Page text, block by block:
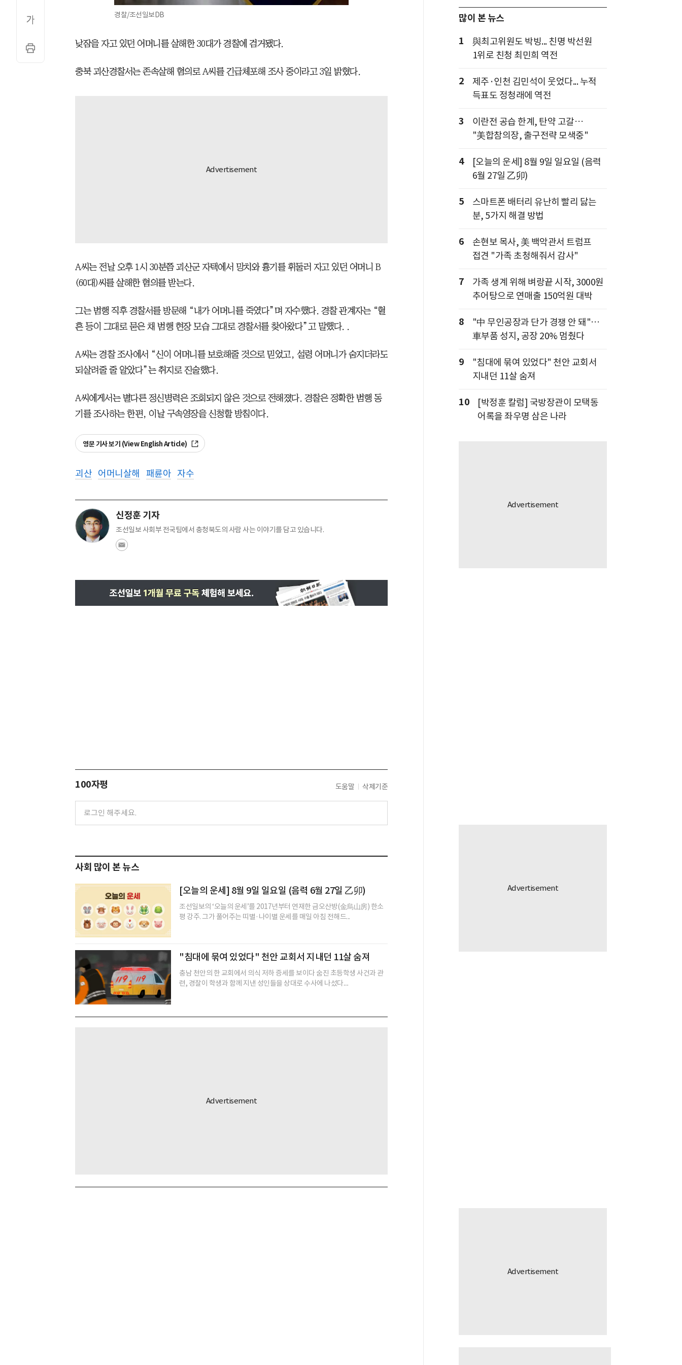
경찰/조선일보DB
낮잠을 자고 있던 어머니를 살해한 30대가 경찰에 검거됐다.
충북 괴산경찰서는 존속살해 혐의로 A씨를 긴급체포해 조사 중이라고 3일 밝혔다.
A씨는 전날 오후 1시 30분쯤 괴산군 자택에서 망치와 흉기를 휘둘러 자고 있던 어머니 B
(60대)씨를 살해한 혐의를 받는다.
그는 범행 직후 경찰서를 방문해 “내가 어머니를 죽였다”며 자수했다. 경찰 관계자는 “혈
흔 등이 그대로 묻은 채 범행 현장 모습 그대로 경찰서를 찾아왔다”고 말했다. .
A씨는 경찰 조사에서 “신이 어머니를 보호해줄 것으로 믿었고, 설령 어머니가 숨지더라도
되살려줄 줄 알았다”는 취지로 진술했다.
A씨에게서는 별다른 정신병력은 조회되지 않은 것으로 전해졌다. 경찰은 정확한 범행 동
기를 조사하는 한편, 이날 구속영장을 신청할 방침이다.
영문 기사 보기 (View English Article)
괴산 어머니살해 패륜아 자수
신정훈 기자
조선일보 사회부 전국팀에서 충청북도의 사람 사는 이야기를 담고 있습니다.
100자평 도움말 삭제기준
사회 많이 본 뉴스
[오늘의 운세] 8월 9일 일요일 (음력 6월 27일 乙卯)
조선일보의 ‘오늘의 운세’를 2017년부터 연재한 금오산방(金烏山房) 한소
평 강주. 그가 풀어주는 띠별·나이별 운세를 매일 아침 전해드...
"침대에 묶여 있었다" 천안 교회서 지내던 11살 숨져
충남 천안의 한 교회에서 의식 저하 증세를 보이다 숨진 초등학생 사건과 관
련, 경찰이 학생과 함께 지낸 성인들을 상대로 수사에 나섰다....
많이 본 뉴스
1
與최고위원도 박빙... 친명 박선원
1위로 친청 최민희 역전
2
제주·인천 김민석이 웃었다... 누적
득표도 정청래에 역전
3
이란전 공습 한계, 탄약 고갈…
"美합참의장, 출구전략 모색중"
4
[오늘의 운세] 8월 9일 일요일 (음력
6월 27일 乙卯)
5
스마트폰 배터리 유난히 빨리 닳는
분, 5가지 해결 방법
6
손현보 목사, 美 백악관서 트럼프
접견 "가족 초청해줘서 감사"
7
가족 생계 위해 벼랑끝 시작, 3000원
추어탕으로 연매출 150억원 대박
8
"中 무인공장과 단가 경쟁 안 돼"…
車부품 성지, 공장 20% 멈췄다
9
"침대에 묶여 있었다" 천안 교회서
지내던 11살 숨져
10
[박정훈 칼럼] 국방장관이 모택동
어록을 좌우명 삼은 나라